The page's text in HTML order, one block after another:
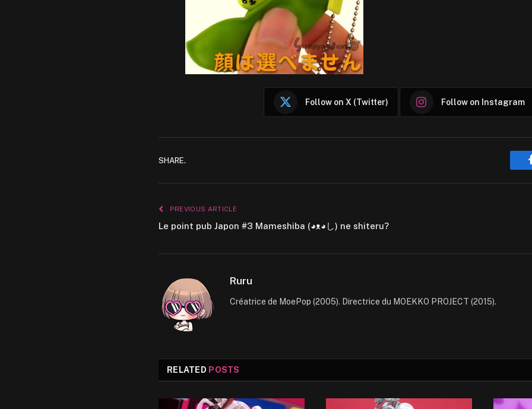
Follow on X (Twitter) Follow on Instagram
SHARE.
PREVIOUS ARTICLE
Le point pub Japon #3 Mameshiba (◕ᴥ◕し) ne shiteru?
Ruru
Créatrice de MoePop (2005). Directrice du MOEKKO PROJECT (2015).
RELATED POSTS